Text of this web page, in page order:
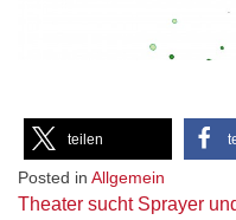
teilen
Posted in Allgemein
Beitragsnavigation
Theater sucht Sprayer